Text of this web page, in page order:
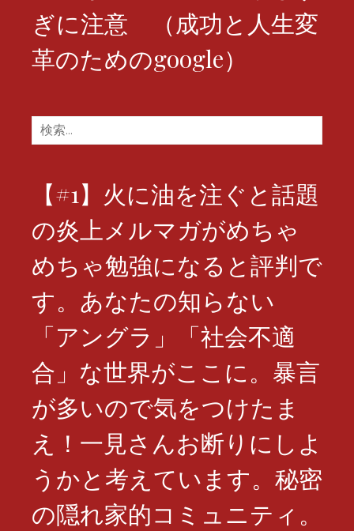
ぎに注意 （成功と人生変
革のためのgoogle）
検
索:
【#1】火に油を注ぐと話題
の炎上メルマガがめちゃ
めちゃ勉強になると評判で
す。あなたの知らない
「アングラ」「社会不適
合」な世界がここに。暴言
が多いので気をつけたま
え！一見さんお断りにしよ
うかと考えています。秘密
の隠れ家的コミュニティ。